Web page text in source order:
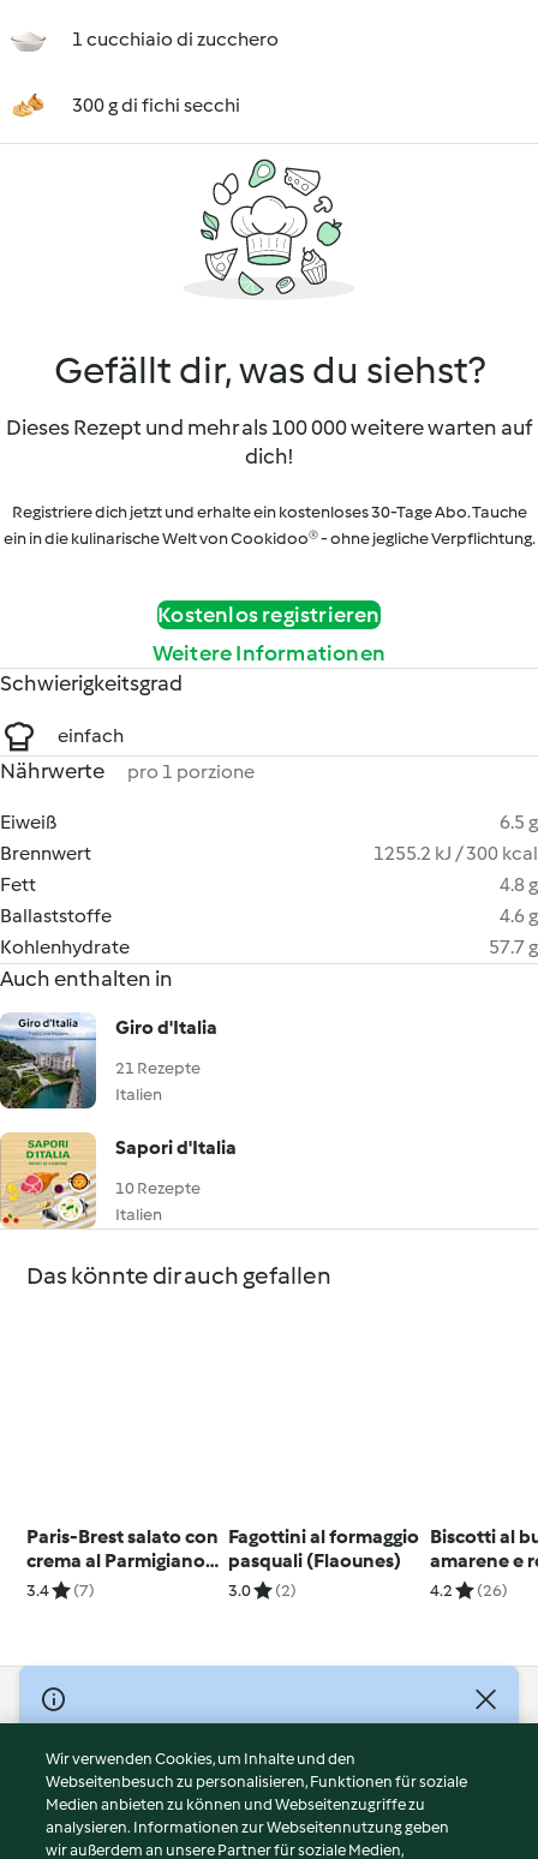
1 cucchiaio di zucchero
300 g di fichi secchi
Gefällt dir, was du siehst?
Dieses Rezept und mehr als 100 000 weitere warten auf
dich!
Registriere dich jetzt und erhalte ein kostenloses 30-Tage Abo. Tauche
ein in die kulinarische Welt von Cookidoo® - ohne jegliche Verpflichtung.
Kostenlos registrieren
Weitere Informationen
Schwierigkeitsgrad
einfach
Nährwerte pro 1 porzione
Eiweiß
6.5 g
Brennwert
1255.2 kJ / 300 kcal
Fett
4.8 g
Ballaststoffe
4.6 g
Kohlenhydrate
57.7 g
Auch enthalten in
Giro d'Italia
21 Rezepte
Italien
Sapori d'Italia
10 Rezepte
Italien
Das könnte dir auch gefallen
Paris-Brest salato con
crema al Parmigiano
reggiano e melagrana
3.4 (7)
Fagottini al formaggio
pasquali (Flaounes)
3.0 (2)
Biscotti al
amarene e
4.2 (26)
© Copyright 2026
Nutzungsbedingungen
Datenschutzrichtlinien
Disclaimer
Impressum
Wir verwenden Cookies, um Inhalte und den
Webseitenbesuch zu personalisieren, Funktionen für soziale
Medien anbieten zu können und Webseitenzugriffe zu
analysieren. Informationen zur Webseitennutzung geben
wir außerdem an unsere Partner für soziale Medien,